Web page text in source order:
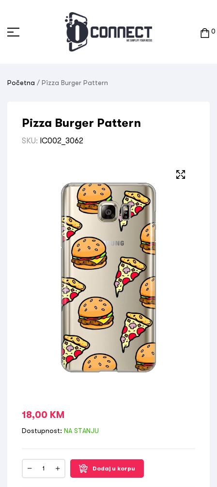
0
Početna / Pizza Burger Pattern
Pizza Burger Pattern
SKU: IC002_3062
18,00 KM
Dostupnost: NA STANJU
Dodaj u korpu